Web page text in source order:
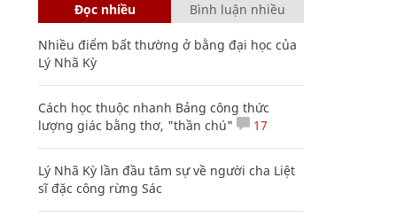
Đọc nhiều Bình luận nhiều
Nhiều điểm bất thường ở bằng đại học của
Lý Nhã Kỳ
Cách học thuộc nhanh Bảng công thức
lượng giác bằng thơ, "thần chú"
17
Lý Nhã Kỳ lần đầu tâm sự về người cha Liệt
sĩ đặc công rừng Sác